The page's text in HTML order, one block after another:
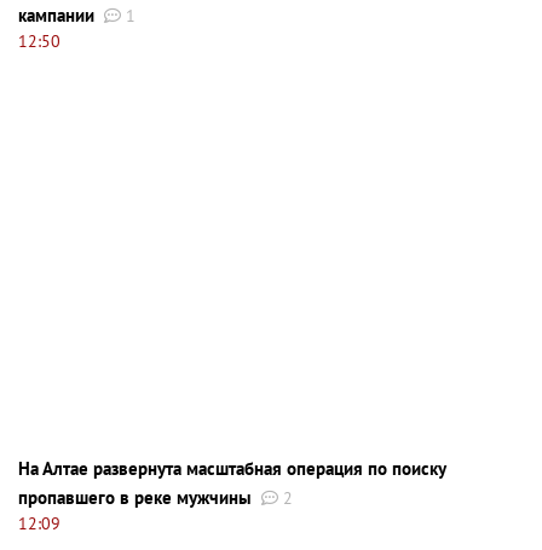
кампании
1
12:50
На Алтае развернута масштабная операция по поиску
пропавшего в реке мужчины
2
12:09